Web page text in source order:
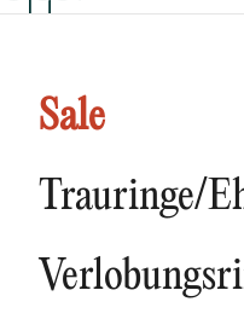
Sale
Trauringe/
NEUHEITEN
Moissanit